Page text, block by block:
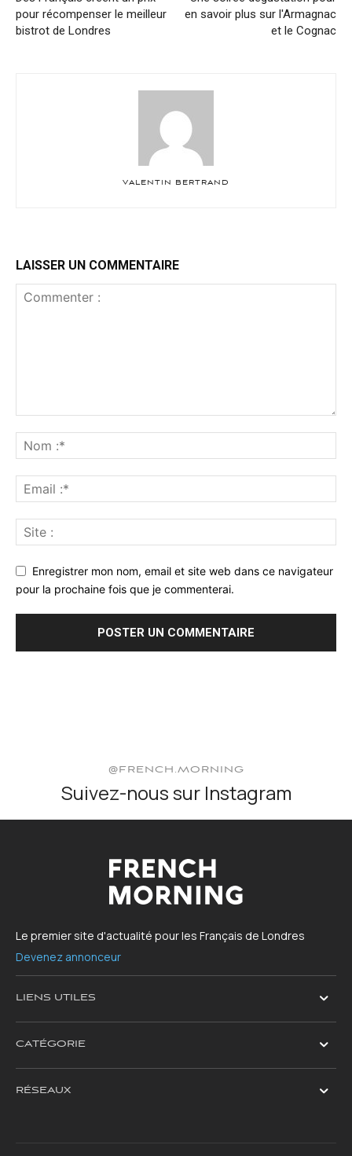
pour récompenser le meilleur
bistrot de Londres
en savoir plus sur l'Armagnac
et le Cognac
VALENTIN BERTRAND
LAISSER UN COMMENTAIRE
Enregistrer mon nom, email et site web dans ce navigateur
pour la prochaine fois que je commenterai.
@FRENCH.MORNING
Suivez-nous sur Instagram
Le premier site d'actualité pour les Français de Londres
Devenez annonceur
LIENS UTILES
CATÉGORIE
RÉSEAUX